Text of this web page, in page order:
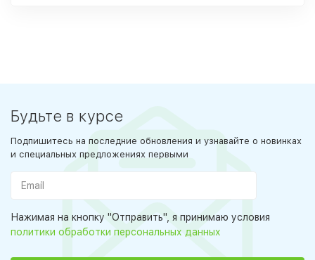
Будьте в курсе
Подпишитесь на последние обновления и узнавайте о новинках
и специальных предложениях первыми
Нажимая на кнопку "Отправить", я принимаю условия
политики обработки персональных данных